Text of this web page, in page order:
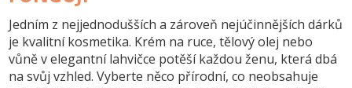
Jedním z nejjednodušších a zároveň nejúčinnějších dárků
je kvalitní kosmetika. Krém na ruce, tělový olej nebo
vůně v elegantní lahvičce potěší každou ženu, která dbá
na svůj vzhled. Vyberte něco přírodní, co neobsahuje